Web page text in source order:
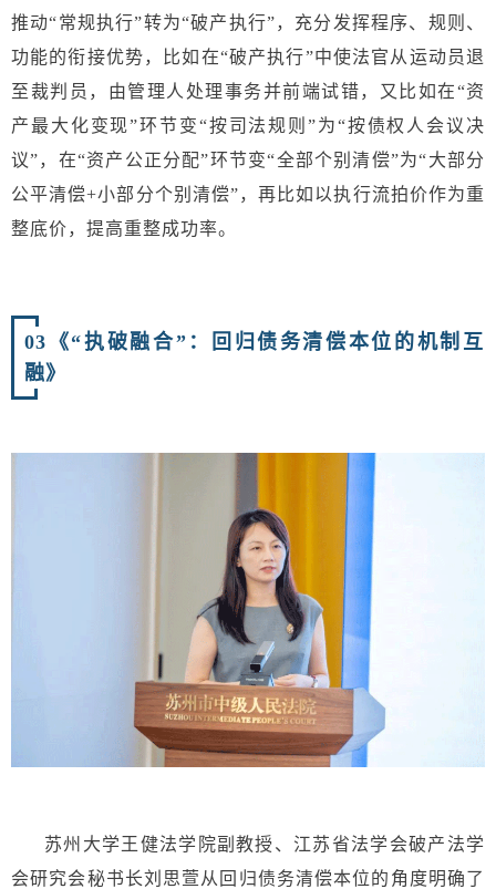
推动“常规执行”转为“破产执行”，充分发挥程序、规则、
功能的衔接优势，比如在“破产执行”中使法官从运动员退
至裁判员，由管理人处理事务并前端试错，又比如在“资
产最大化变现”环节变“按司法规则”为“按债权人会议决
议”，在“资产公正分配”环节变“全部个别清偿”为“大部分
公平清偿+小部分个别清偿”，再比如以执行流拍价作为重
整底价，提高重整成功率。
03 《“执破融合”：回归债务清偿本位的机制互
融》
苏州大学王健法学院副教授、江苏省法学会破产法学
会研究会秘书长刘思萱从回归债务清偿本位的角度明确了